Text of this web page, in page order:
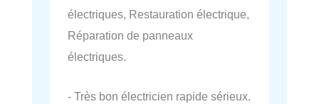
électriques, Restauration électrique,
Réparation de panneaux
électriques.
- Très bon électricien rapide sérieux.